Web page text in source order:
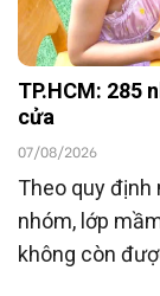
TP.HCM: 285
cửa
07/08/2026
Theo quy định
nhóm, lớp
không còn